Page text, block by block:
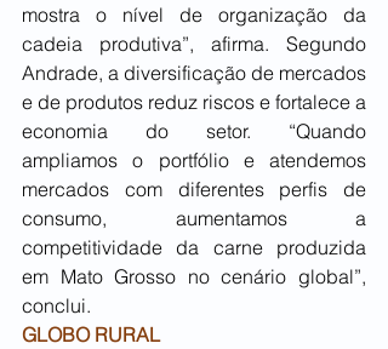
mostra o nível de organização da
cadeia produtiva”, afirma. Segundo
Andrade, a diversificação de mercados
e de produtos reduz riscos e fortalece a
economia do setor. “Quando
ampliamos o portfólio e atendemos
mercados com diferentes perfis de
consumo, aumentamos a
competitividade da carne produzida
em Mato Grosso no cenário global”,
conclui.
GLOBO RURAL